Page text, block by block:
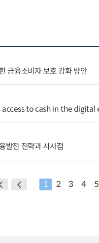
금융소비자 보호 강화 방안
access to cash in the digital
발전 전략과 시사점
1 2 3 4 5